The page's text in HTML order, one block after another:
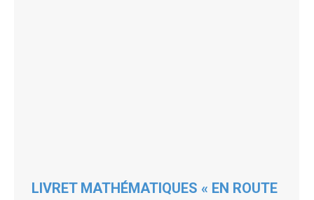
LIVRET MATHÉMATIQUES « EN ROUTE